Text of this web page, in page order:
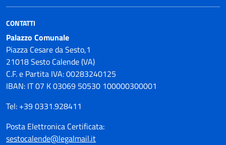
CONTATTI
Palazzo Comunale
Piazza Cesare da Sesto,1
21018 Sesto Calende (VA)
C.F. e Partita IVA: 00283240125
IBAN: IT 07 K 03069 50530 100000300001
Tel: +39 0331.928411
Posta Elettronica Certificata:
sestocalende@legalmail.it